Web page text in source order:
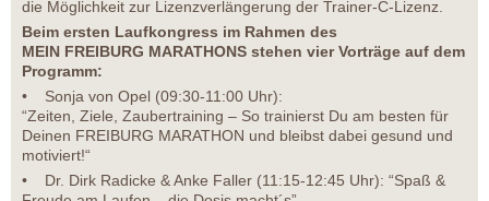
die Möglichkeit zur Lizenzverlängerung der Trainer-C-Lizenz.
Beim ersten Laufkongress im Rahmen des
MEIN FREIBURG MARATHONS stehen vier Vorträge auf dem
Programm:
• Sonja von Opel (09:30-11:00 Uhr):
“Zeiten, Ziele, Zaubertraining – So trainierst Du am besten für
Deinen FREIBURG MARATHON und bleibst dabei gesund und
motiviert!“
• Dr. Dirk Radicke & Anke Faller (11:15-12:45 Uhr): “Spaß &